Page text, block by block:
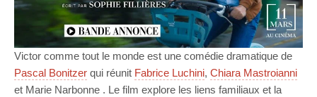
Victor comme tout le monde est une comédie dramatique de
Pascal Bonitzer qui réunit Fabrice Luchini, Chiara Mastroianni
et Marie Narbonne . Le film explore les liens familiaux et la